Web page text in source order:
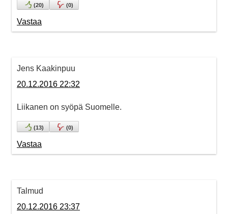
(20) (0)
Vastaa
Jens Kaakinpuu
20.12.2016 22:32
Liikanen on syöpä Suomelle.
(13) (0)
Vastaa
Talmud
20.12.2016 23:37